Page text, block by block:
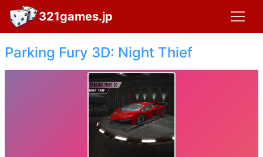
321games.jp
Parking Fury 3D: Night Thief